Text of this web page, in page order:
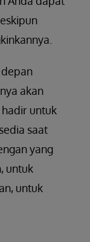
akan
untuk
saat
yang
untuk
untuk